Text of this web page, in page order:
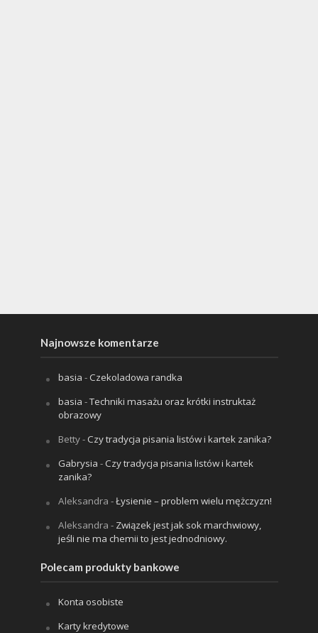
Najnowsze komentarze
basia -Czekoladowa randka
basia -Techniki masażu oraz krótki instruktaż
obrazowy
Betty-Czy tradycja pisania listów i kartek zanika?
Gabrysia -Czy tradycja pisania listów i kartek
zanika?
Aleksandra -Łysienie – problem wielu mężczyzn!
Aleksandra - Związek jest jak sok marchwiowy,
jeśli nie ma chemii to jest jednodniowy.
Polecam produkty bankowe
Konta osobiste
Karty kredytowe